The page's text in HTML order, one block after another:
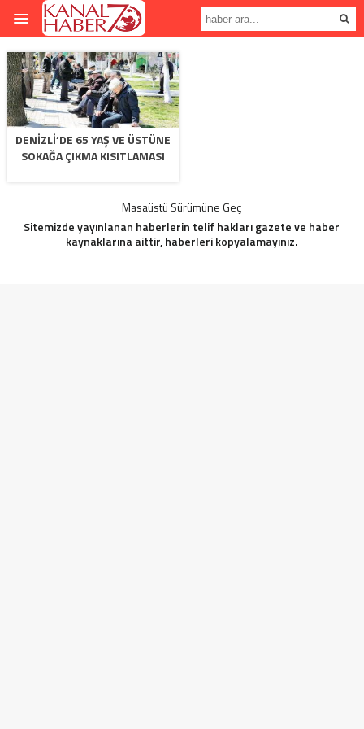
DENIZLI’DE 65 YAŞ VE ÜSTÜNE
SOKAĞA ÇIKMA KISITLAMASI
Masaüstü Sürümüne Geç
Sitemizde yayınlanan haberlerin telif hakları gazete ve haber
kaynaklarına aittir, haberleri kopyalamayınız.